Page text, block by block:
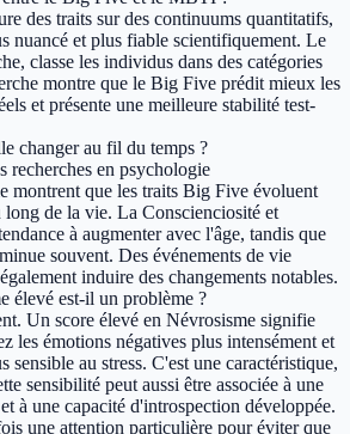
des traits sur des continuums quantitatifs,
nuancé et plus fiable scientifiquement. Le
classe les individus dans des catégories
montre que le Big Five prédit mieux les
et présente une meilleure stabilité test-
changer au fil du temps ?
recherches en psychologie
montrent que les traits Big Five évoluent
long de la vie. La Conscienciosité et
à augmenter avec l'âge, tandis que
souvent. Des événements de vie
induire des changements notables.
élevé est-il un problème ?
Un score élevé en Névrosisme signifie
les émotions négatives plus intensément et
sensible au stress. C'est une caractéristique,
sensibilité peut aussi être associée à une
à une capacité d'introspection développée.
une attention particulière pour éviter que